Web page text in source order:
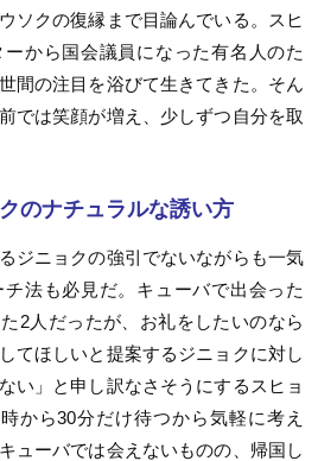
ソクの復縁まで目論んでいる。スヒ
から国会議員になった有名人のた
間の注目を浴びて生きてきた。そん
では笑顔が増え、少しずつ自分を取
のナチュラルな誘い方
ジニョクの強引でないながらも一気
法も必見だ。キューバで出会った
2人だったが、お礼をしたいのなら
てほしいと提案するジニョクに対し
い」と申し訳なさそうにするスヒョ
時から30分だけ待つから気軽に考え
ューバでは会えないものの、帰国し